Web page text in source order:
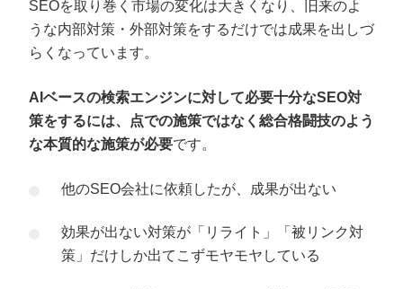
SEOを取り巻く市場の変化は大きくなり、旧来のよ
うな内部対策・外部対策をするだけでは成果を出しづ
らくなっています。
AIベースの検索エンジンに対して必要十分なSEO対
策をするには、点での施策ではなく総合格闘技のよう
な本質的な施策が必要です。
他のSEO会社に依頼したが、成果が出ない
効果が出ない対策が「リライト」「被リンク対
策」だけしか出てこずモヤモヤしている